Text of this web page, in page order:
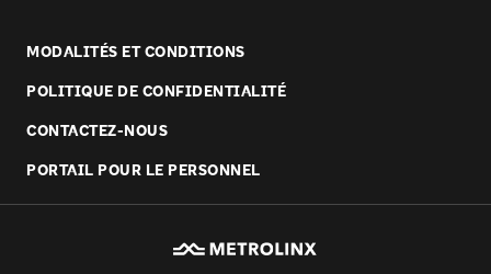
MODALITÉS ET CONDITIONS
POLITIQUE DE CONFIDENTIALITÉ
CONTACTEZ-NOUS
PORTAIL POUR LE PERSONNEL